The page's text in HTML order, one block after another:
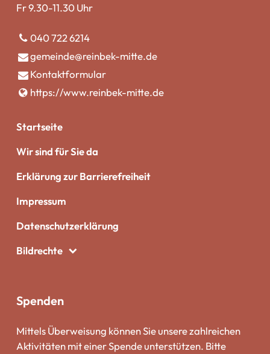
Fr 9.30-11.30 Uhr
040 722 6214
gemeinde@​reinbek-mitte.​de
Kontaktformular
https://www.​reinbek-mitte.​de
Startseite
Wir sind für Sie da
Erklärung zur Barrierefreiheit
Impressum
Datenschutzerklärung
Bildrechte
Spenden
Mittels Überweisung können Sie unsere zahlreichen
Aktivitäten mit einer Spende unterstützen. Bitte